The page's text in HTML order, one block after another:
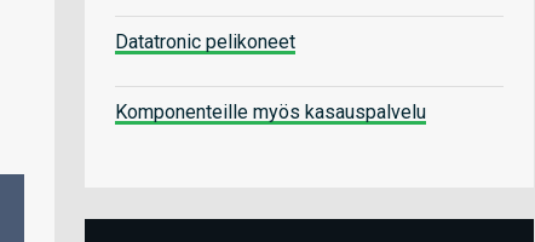
Datatronic pelikoneet
Komponenteille myös kasauspalvelu